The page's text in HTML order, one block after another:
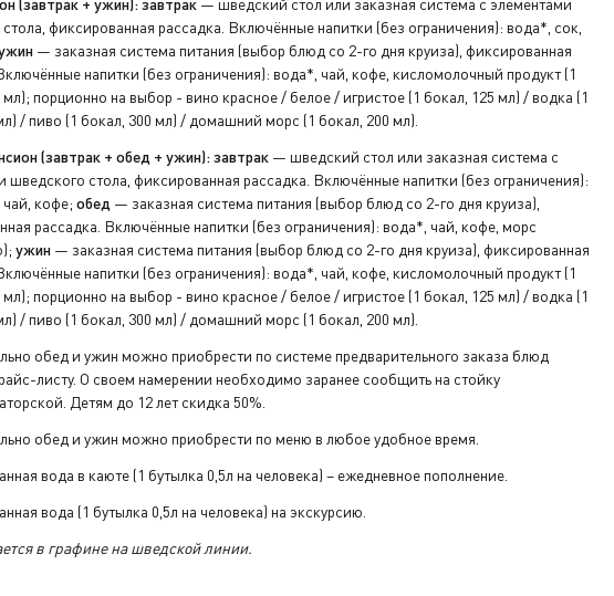
восстановления».
«Карта
практика «Коллаж
желаний и
«Стоп-кран».
мягких
энергии».
параллельно с
чаевые на ресепшен.
(завтрак + ужин): завтрак — шведский стол или заказная система с элементами
фиксированная рассадка. Включённые напитки (без ограничения): вода*, сок,
— заказная система питания (выбор блюд со 2-го дня круиза), фиксированная
напитки (без ограничения): вода*, чай, кофе, кисломолочный продукт (1
мл); порционно на выбор - вино красное / белое / игристое (1 бокал, 125 мл) / водка (1
/ пиво (1 бокал, 300 мл) / домашний морс (1 бокал, 200 мл).
(завтрак + обед + ужин): завтрак — шведский стол или заказная система с
шведского стола, фиксированная рассадка. Включённые напитки (без ограничения):
кофе; обед — заказная система питания (выбор блюд со 2-го дня круиза),
рассадка. Включённые напитки (без ограничения): вода*, чай, кофе, морс
ужин — заказная система питания (выбор блюд со 2-го дня круиза), фиксированная
напитки (без ограничения): вода*, чай, кофе, кисломолочный продукт (1
мл); порционно на выбор - вино красное / белое / игристое (1 бокал, 125 мл) / водка (1
/ пиво (1 бокал, 300 мл) / домашний морс (1 бокал, 200 мл).
обед и ужин можно приобрести по системе предварительного заказа блюд
листу. О своем намерении необходимо заранее сообщить на стойку
Детям до 12 лет скидка 50%.
обед и ужин можно приобрести по меню в любое удобное время.
вода в каюте (1 бутылка 0,5л на человека) – ежедневное пополнение.
вода (1 бутылка 0,5л на человека) на экскурсию.
в графине на шведской линии.